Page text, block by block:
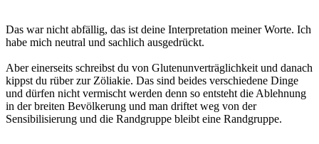
Das war nicht abfällig, das ist deine Interpretation meiner Worte. Ich
habe mich neutral und sachlich ausgedrückt.
Aber einerseits schreibst du von Glutenunverträglichkeit und danach
kippst du rüber zur Zöliakie. Das sind beides verschiedene Dinge
und dürfen nicht vermischt werden denn so entsteht die Ablehnung
in der breiten Bevölkerung und man driftet weg von der
Sensibilisierung und die Randgruppe bleibt eine Randgruppe.